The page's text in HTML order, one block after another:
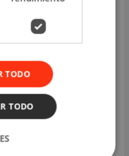
TODO
TODO